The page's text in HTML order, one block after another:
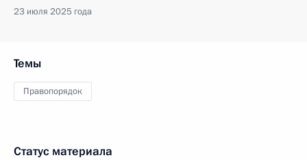
23 июля 2025 года
Темы
Правопорядок
Статус материала